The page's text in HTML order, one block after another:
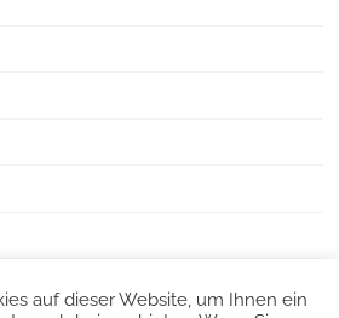
auf dieser Website, um Ihnen ein